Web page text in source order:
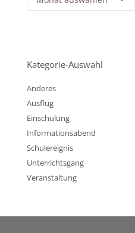
Archiv
Kategorie-Auswahl
Anderes
Ausflug
Einschulung
Informationsabend
Schulereignis
Unterrichtsgang
Veranstaltung